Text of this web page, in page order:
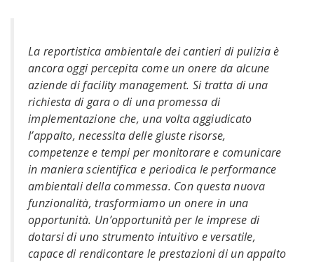
La reportistica ambientale dei cantieri di pulizia è
ancora oggi percepita come un onere da alcune
aziende di facility management. Si tratta di una
richiesta di gara o di una promessa di
implementazione che, una volta aggiudicato
l’appalto, necessita delle giuste risorse,
competenze e tempi per monitorare e comunicare
in maniera scientifica e periodica le performance
ambientali della commessa. Con questa nuova
funzionalità, trasformiamo un onere in una
opportunità. Un’opportunità per le imprese di
dotarsi di uno strumento intuitivo e versatile,
capace di rendicontare le prestazioni di un appalto